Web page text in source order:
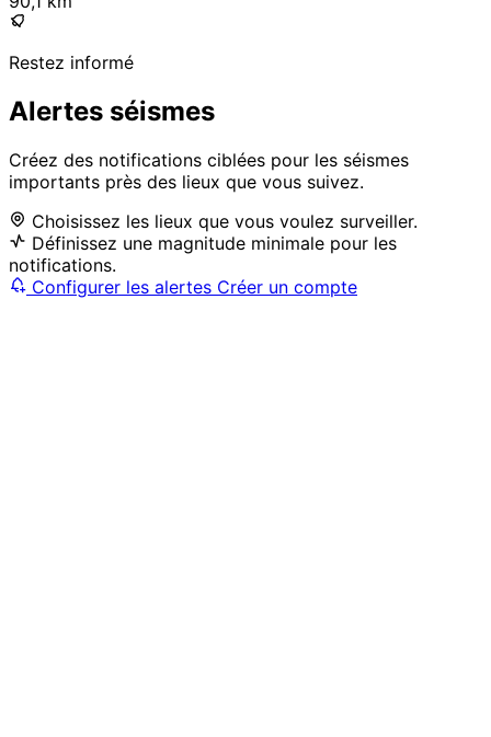
Restez informé
Alertes séismes
Créez des notifications ciblées pour les séismes
importants près des lieux que vous suivez.
Choisissez les lieux que vous voulez surveiller.
Définissez une magnitude minimale pour les
notifications.
Configurer les alertes Créer un compte